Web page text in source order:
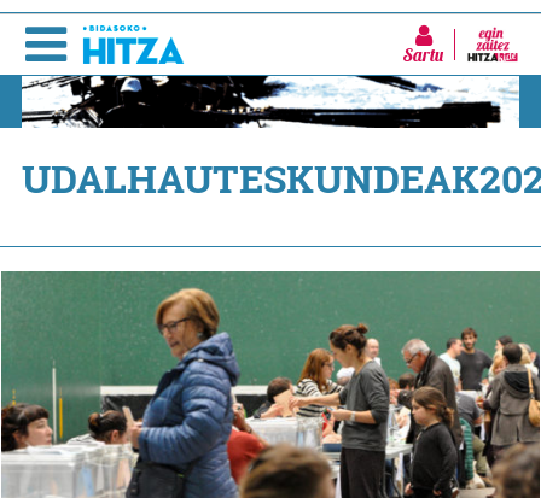
Sartu